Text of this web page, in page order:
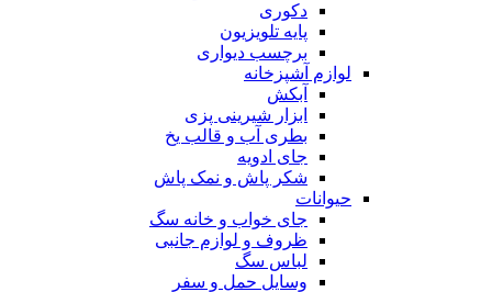
دکوری
پایه تلویزیون
برچسب دیواری
لوازم آشپزخانه
آبکش
ابزار شیرینی پزی
بطری آب و قالب یخ
جای ادویه
شکر پاش و نمک پاش
حیوانات
جای خواب و خانه سگ
ظروف و لوازم جانبی
لباس سگ
وسایل حمل و سفر